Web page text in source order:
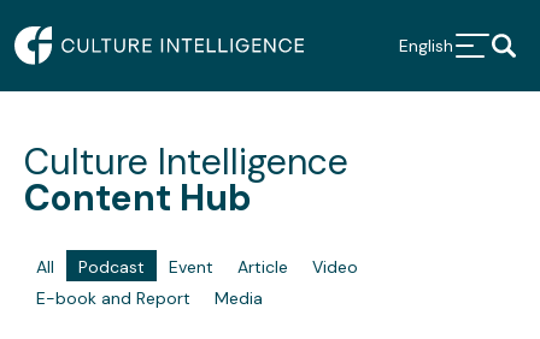
English
Culture Intelligence
Content Hub
All Podcast Event Article
Video
E-book and Report
Media